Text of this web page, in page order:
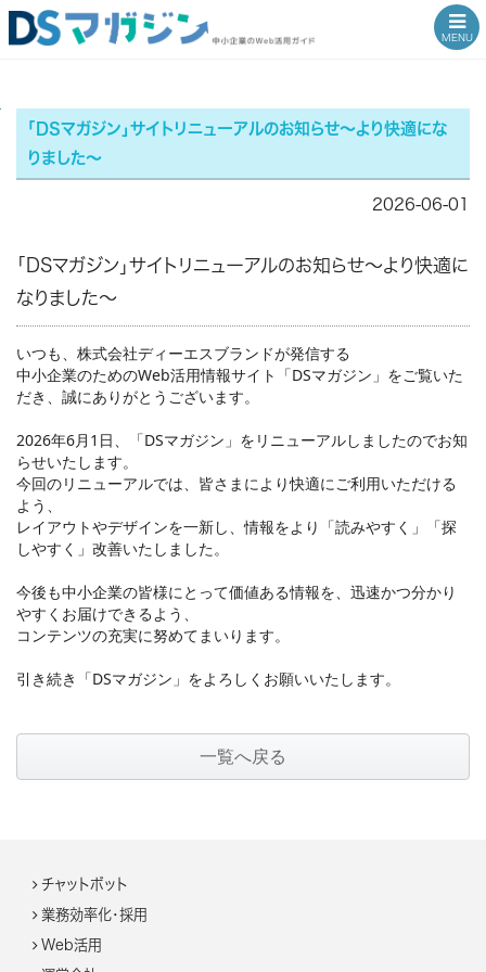
MENU
TOP
「DSマガジン」サイトリニューアルのお知らせ～より快適にな
りました～
2026-06-01
「DSマガジン」サイトリニューアルのお知らせ～より快適に
なりました～
いつも、株式会社ディーエスブランドが発信する
中小企業のためのWeb活用情報サイト「DSマガジン」をご覧いた
だき、誠にありがとうございます。
2026年6月1日、「DSマガジン」をリニューアルしましたのでお知
らせいたします。
今回のリニューアルでは、皆さまにより快適にご利用いただける
よう、
レイアウトやデザインを一新し、情報をより「読みやすく」「探
しやすく」改善いたしました。
今後も中小企業の皆様にとって価値ある情報を、迅速かつ分かり
やすくお届けできるよう、
コンテンツの充実に努めてまいります。
引き続き「DSマガジン」をよろしくお願いいたします。
一覧へ戻る
チャットボット
業務効率化・採用
Web活用